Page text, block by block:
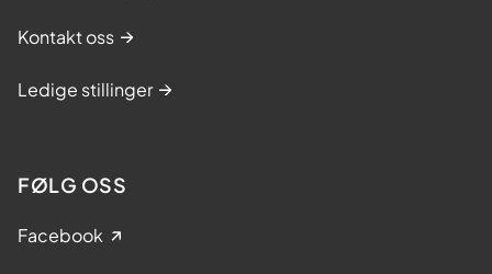
Kontakt oss
Ledige stillinger
FØLG OSS
Facebook